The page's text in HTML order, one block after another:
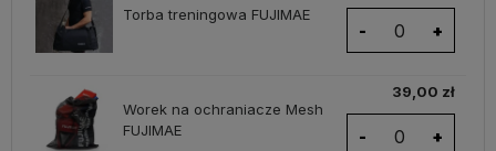
Torba treningowa FUJIMAE
- +
Worek na ochraniacze Mesh
FUJIMAE
39,00 zł
- +